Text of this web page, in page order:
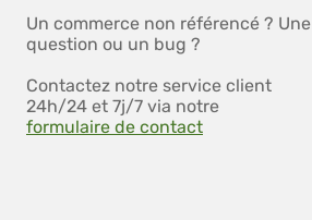
Un commerce non référencé ? Une
question ou un bug ?
Contactez notre service client
24h/24 et 7j/7 via notre
formulaire de contact